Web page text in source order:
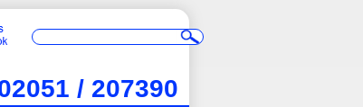
/ 207390